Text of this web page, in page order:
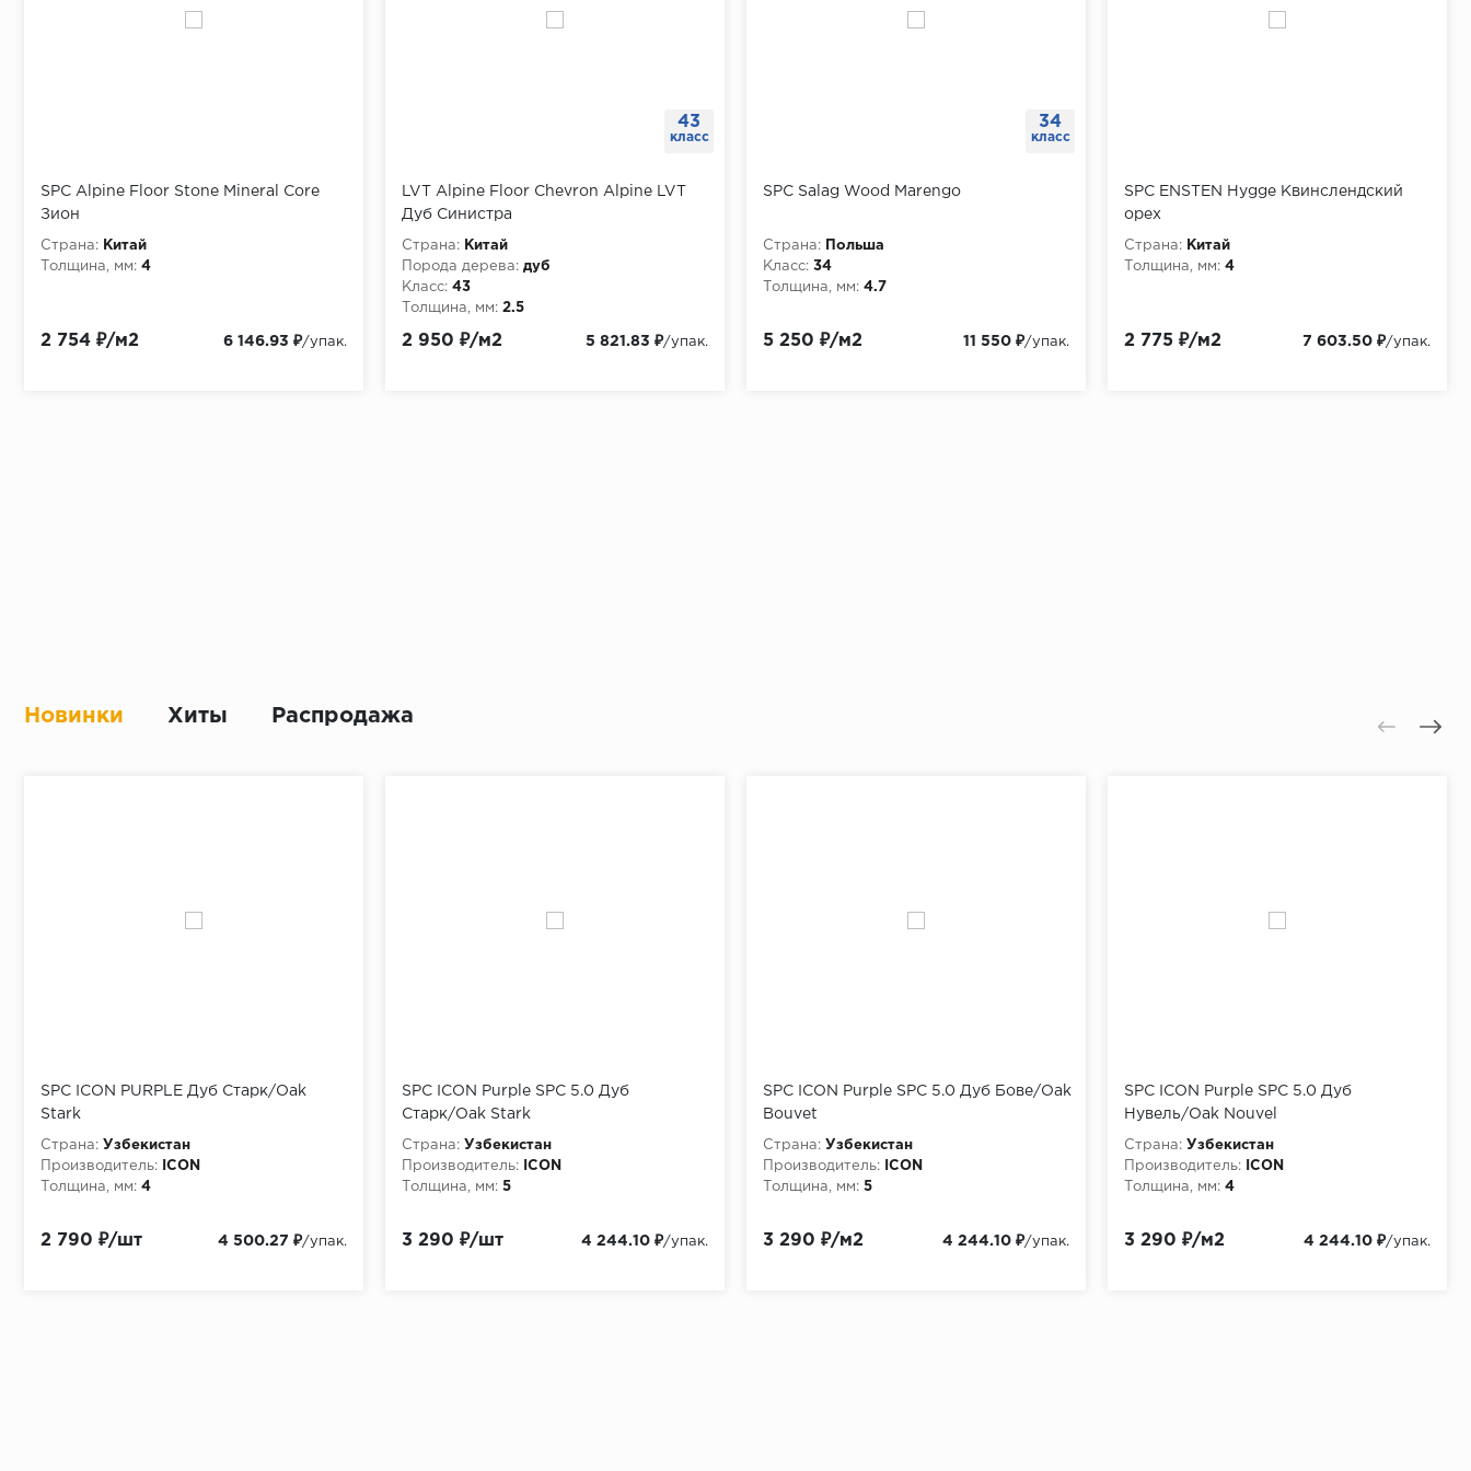
SPC Alpine Floor Stone Mineral Core
Зион
Страна:
Китай
Толщина, мм: 4
2 754 ₽/м2 6 146.93 ₽/упак.
43
класс
LVT Alpine Floor Chevron Alpine LVT
Дуб Синистра
Страна:
Китай
Порода дерева: дуб
Класс: 43
Толщина, мм: 2.5
2 950 ₽/м2 5 821.83 ₽/упак.
34
класс
SPC Salag Wood Marengo
Страна:
Польша
Класс: 34
Толщина, мм: 4.7
5 250 ₽/м2 11 550 ₽/упак.
SPC ENSTEN Hygge Квинслендский
орех
Страна:
Китай
Толщина, мм: 4
2 775 ₽/м2 7 603.50 ₽/упак.
Новинки Хиты Распродажа
SPC ICON PURPLE Дуб Старк/Oak
Stark
Страна: Узбекистан
Производитель:
ICON
Толщина, мм: 4
2 790 ₽/шт 4 500.27 ₽/упак.
SPC ICON Purple SPC 5.0 Дуб
Старк/Oak Stark
Страна: Узбекистан
Производитель:
ICON
Толщина, мм: 5
3 290 ₽/шт 4 244.10 ₽/упак.
SPC ICON Purple SPC 5.0 Дуб Бове/Oak
Bouvet
Страна: Узбекистан
Производитель:
ICON
Толщина, мм: 5
3 290 ₽/м2 4 244.10 ₽/упак.
SPC ICON Purple SPC 5.0 Дуб
Нувель/Oak Nouvel
Страна: Узбекистан
Производитель:
ICON
Толщина, мм: 4
3 290 ₽/м2 4 244.10 ₽/упак.